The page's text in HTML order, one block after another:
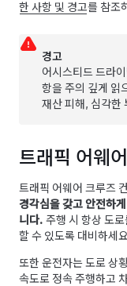
한 사항 및 경고를 참조
경고
어시스티드 드라
항을 주의 깊게 읽
재산 피해, 심각한
트래픽 어웨
트래픽 어웨어 크루즈
경각심을 갖고 안전하
니다. 주행 시 항상 도
할 수 있도록 대비하세
또한 운전자는 도로 상
속도로 정속 주행하고